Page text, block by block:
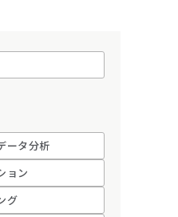
ータ分析
ョン
グ